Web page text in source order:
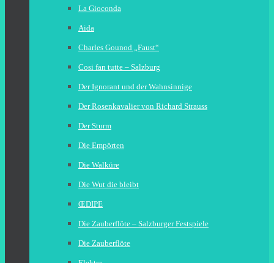
La Gioconda
Aida
Charles Gounod „Faust“
Cosi fan tutte – Salzburg
Der Ignorant und der Wahnsinnige
Der Rosenkavalier von Richard Strauss
Der Sturm
Die Empörten
Die Walküre
Die Wut die bleibt
ŒDIPE
Die Zauberflöte – Salzburger Festspiele
Die Zauberflöte